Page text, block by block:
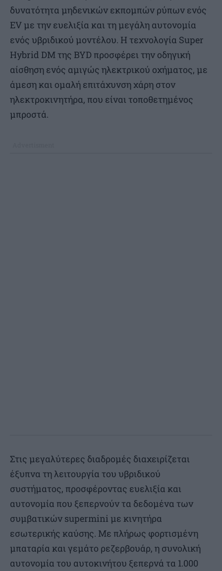
δυνατότητα μηδενικών εκπομπών ρύπων ενός
EV με την ευελιξία και τη μεγάλη αυτονομία
ενός υβριδικού μοντέλου. Η τεχνολογία Super
Hybrid DM της BYD προσφέρει την οδηγική
αίσθηση ενός αμιγώς ηλεκτρικού οχήματος, με
άμεση και ομαλή επιτάχυνση χάρη στον
ηλεκτροκινητήρα, που είναι τοποθετημένος
μπροστά.
Στις μεγαλύτερες διαδρομές διαχειρίζεται
έξυπνα τη λειτουργία του υβριδικού
συστήματος, προσφέροντας ευελιξία και
αυτονομία που ξεπερνούν τα δεδομένα των
συμβατικών supermini με κινητήρα
εσωτερικής καύσης. Με πλήρως φορτισμένη
μπαταρία και γεμάτο ρεζερβουάρ, η συνολική
αυτονομία του αυτοκινήτου ξεπερνά τα 1.000